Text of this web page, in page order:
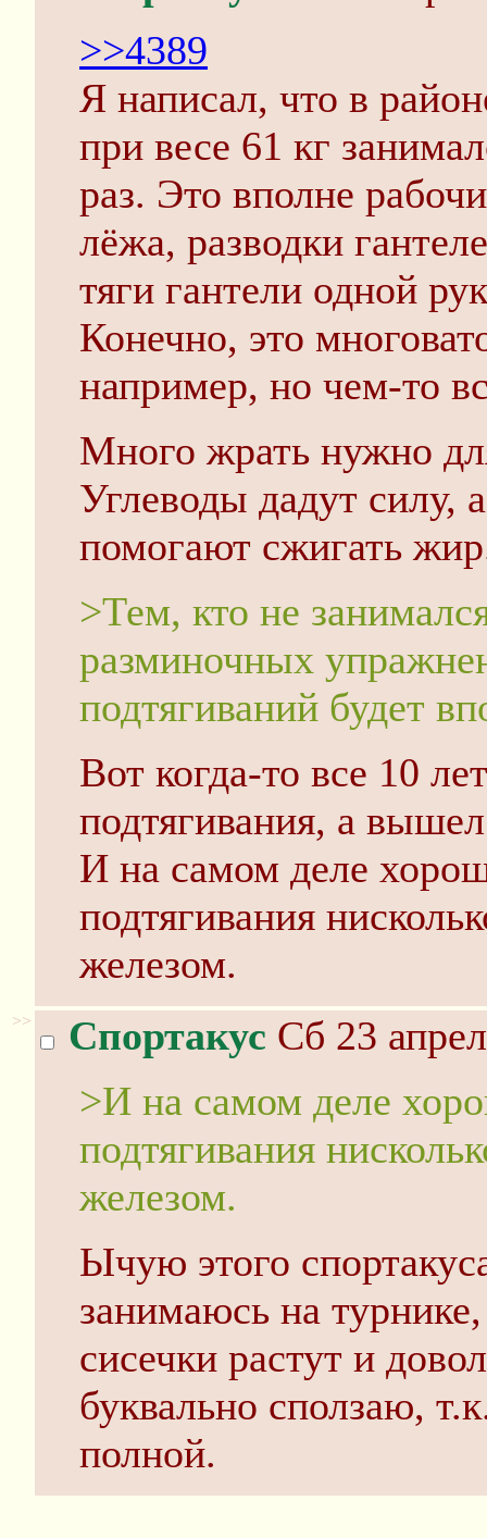
>>4389
Я написал, что в
при весе 61 кг
раз. Это вполне
лёжа, разводки
тяги гантели одной
Конечно, это
например, но чем-то
Много жрать нужно
Углеводы дадут
помогают сжигать
>Тем, кто не
разминочных
подтягиваний будет
Вот когда-то все 10
подтягивания, а
И на самом деле
подтягивания
железом.
>> Спортакус Сб 23
>И на самом деле
подтягивания
железом.
Ычую этого
занимаюсь на
сисечки растут и
буквально сползаю,
полной.